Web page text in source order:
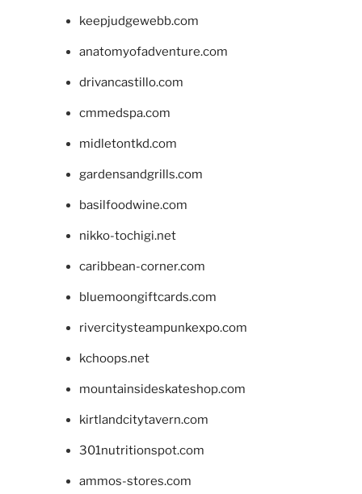
keepjudgewebb.com
anatomyofadventure.com
drivancastillo.com
cmmedspa.com
midletontkd.com
gardensandgrills.com
basilfoodwine.com
nikko-tochigi.net
caribbean-corner.com
bluemoongiftcards.com
rivercitysteampunkexpo.com
kchoops.net
mountainsideskateshop.com
kirtlandcitytavern.com
301nutritionspot.com
ammos-stores.com